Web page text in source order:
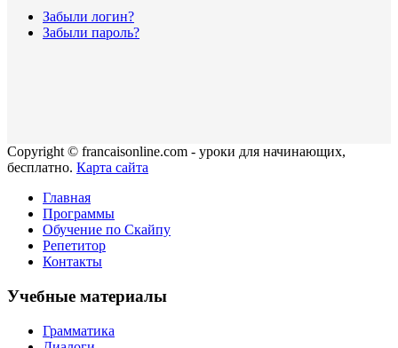
Забыли логин?
Забыли пароль?
Copyright © francaisonline.com - уроки для начинающих,
бесплатно. Карта сайта
Главная
Программы
Обучение по Скайпу
Репетитор
Контакты
Учебные материалы
Грамматика